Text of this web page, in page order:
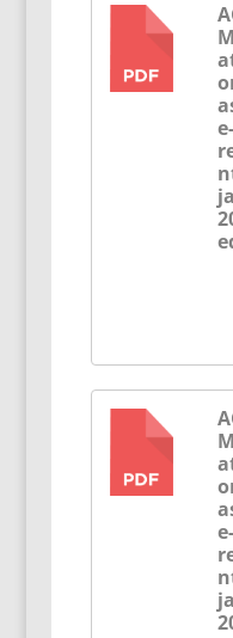
e-
e-